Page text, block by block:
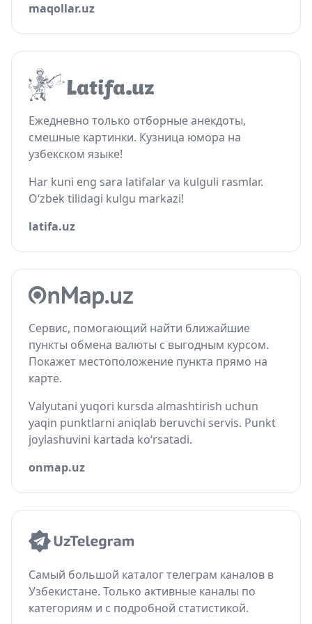
maqollar.uz
Ежедневно только отборные анекдоты,
смешные картинки. Кузница юмора на
узбекском языке!
Har kuni eng sara latifalar va kulguli rasmlar.
O‘zbek tilidagi kulgu markazi!
latifa.uz
Сервис, помогающий найти ближайшие
пункты обмена валюты с выгодным курсом.
Покажет местоположение пункта прямо на
карте.
Valyutani yuqori kursda almashtirish uchun
yaqin punktlarni aniqlab beruvchi servis. Punkt
joylashuvini kartada ko‘rsatadi.
onmap.uz
Самый большой каталог телеграм каналов в
Узбекистане. Только активные каналы по
категориям и с подробной статистикой.